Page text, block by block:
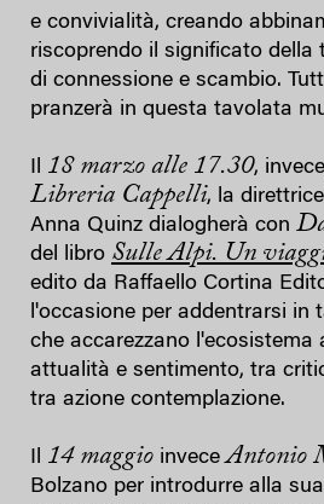
e convivialità, creando
riscoprendo il significato della
di connessione e scambio.
pranzerà in questa tavolata
Il 18 marzo alle 17.30,
Libreria Cappelli, la
Anna Quinz dialogherà con
del libro Sulle Alpi. Un
edito da Raffaello Cortina
l'occasione per addentrarsi in
che accarezzano l'ecosistema
attualità e sentimento, tra
tra azione contemplazione.
Il 14 maggio inveceAntonio
Bolzano per introdurre alla